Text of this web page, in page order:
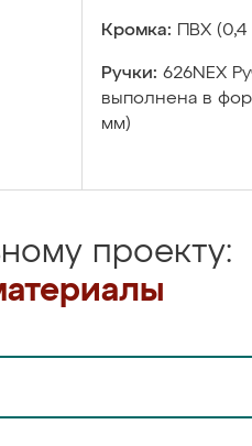
Кромка: ПВХ
Ручки: 626NEX
выполнена в
мм)
проекту: